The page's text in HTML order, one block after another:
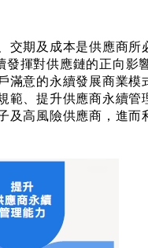
期及成本是供應商
揮對供應鏈的正向影
意的永續發展商業
、提升供應商永續
高風險供應商，進